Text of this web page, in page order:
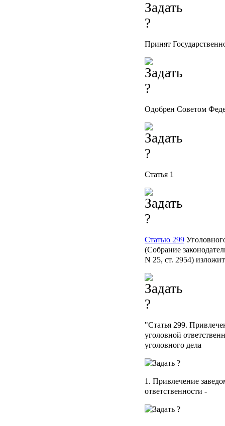
Принят
Одобрен Советом
Статья 1
Статью 299
(Собрание
N 25, ст. 2954)
"Статья 299.
уголовной
уголовного дела
1. Привлечение
ответственности -